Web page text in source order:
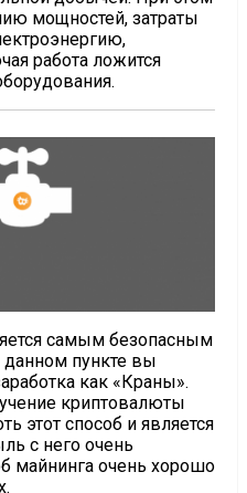
мощностей, затраты
работа ложится
самым безопасным
данном пункте вы
как «Краны».
криптовалюты
этот способ и является
с него очень
майнинга очень хорошо